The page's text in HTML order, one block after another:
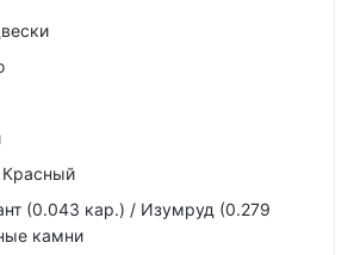
Красный
(0.043 кар.) / Изумруд (0.279
камни